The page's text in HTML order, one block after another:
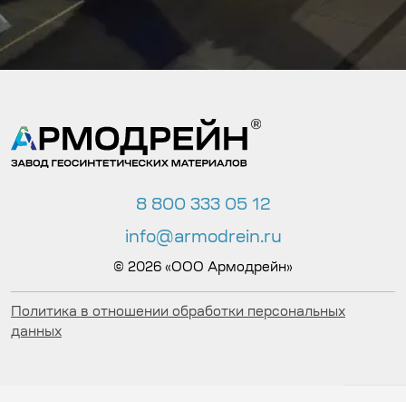
8 800 333 05 12
info@armodrein.ru
© 2026 «ООО Армодрейн»
Политика в отношении обработки персональных
данных